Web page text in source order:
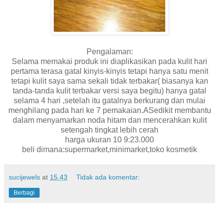
Pengalaman:
Selama memakai produk ini diaplikasikan pada kulit hari
pertama terasa gatal kinyis-kinyis tetapi hanya satu menit
tetapi kulit saya sama sekali tidak terbakar( biasanya kan
tanda-tanda kulit terbakar versi saya begitu) hanya gatal
selama 4 hari ,setelah itu gatalnya berkurang dan mulai
menghilang pada hari ke 7 pemakaian.ASedikit membantu
dalam menyamarkan noda hitam dan mencerahkan kulit
setengah tingkat lebih cerah
harga ukuran 10 9:23.000
beli dimana:supermarket,minimarket,toko kosmetik
sucijewels at 15.43 Tidak ada komentar:
Berbagi